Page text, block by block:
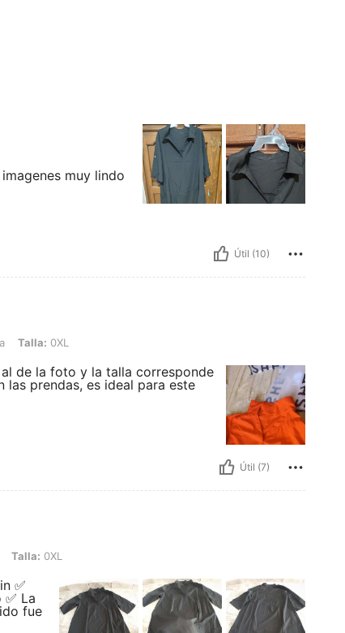
muy lindo
Útil (10)
Talla: 0XL
de la foto y la talla corresponde
las prendas, es ideal para este
Útil (7)
Talla: 0XL
✅️
La
fue